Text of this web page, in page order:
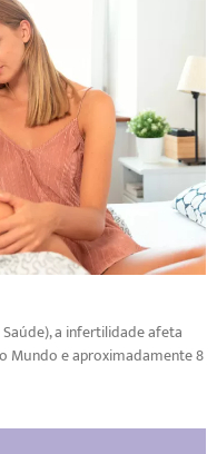
a infertilidade afeta
Mundo e aproximadamente 8